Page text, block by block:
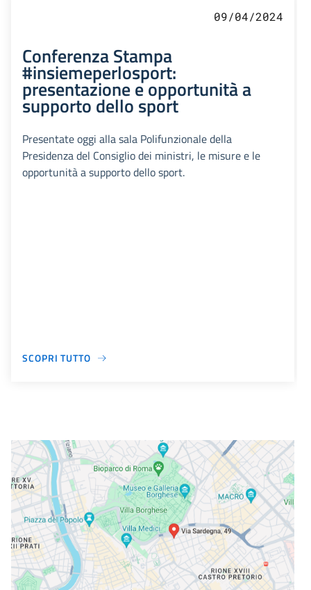
09/04/2024
Conferenza Stampa
#insiemeperlosport:
presentazione e opportunità a
supporto dello sport
Presentate oggi alla sala Polifunzionale della
Presidenza del Consiglio dei ministri, le misure e le
opportunità a supporto dello sport.
SCOPRI TUTTO